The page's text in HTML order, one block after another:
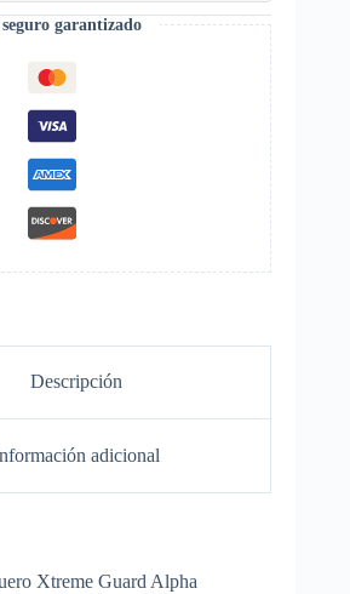
seguro garantizado
Descripción
adicional
Xtreme Guard Alpha